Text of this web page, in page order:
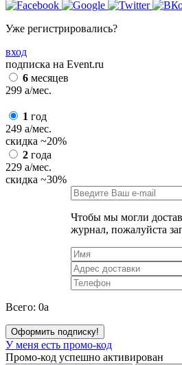
Уже регистрировались?
вход
подписка на Event.ru
6 месяцев
299 a/мес.
1 год
249 a/мес.
скидка ~20%
2 года
229 a/мес.
скидка ~30%
Чтобы мы могли
журнал, пожалуйста
Всего: 0a
Оформить подписку!
У меня есть промо-код
Промо-код успешно активирован